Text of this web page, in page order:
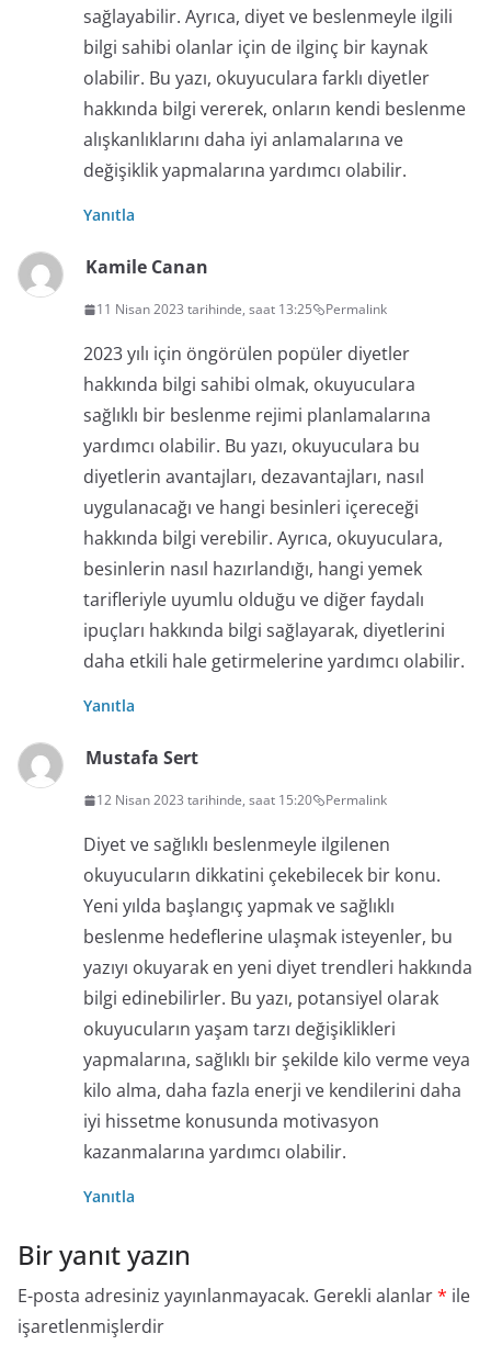
sağlayabilir. Ayrıca, diyet ve beslenmeyle ilgili
bilgi sahibi olanlar için de ilginç bir kaynak
olabilir. Bu yazı, okuyuculara farklı diyetler
hakkında bilgi vererek, onların kendi beslenme
alışkanlıklarını daha iyi anlamalarına ve
değişiklik yapmalarına yardımcı olabilir.
Yanıtla
Kamile Canan
11 Nisan 2023 tarihinde, saat 13:25 Permalink
2023 yılı için öngörülen popüler diyetler
hakkında bilgi sahibi olmak, okuyuculara
sağlıklı bir beslenme rejimi planlamalarına
yardımcı olabilir. Bu yazı, okuyuculara bu
diyetlerin avantajları, dezavantajları, nasıl
uygulanacağı ve hangi besinleri içereceği
hakkında bilgi verebilir. Ayrıca, okuyuculara,
besinlerin nasıl hazırlandığı, hangi yemek
tarifleriyle uyumlu olduğu ve diğer faydalı
ipuçları hakkında bilgi sağlayarak, diyetlerini
daha etkili hale getirmelerine yardımcı olabilir.
Yanıtla
Mustafa Sert
12 Nisan 2023 tarihinde, saat 15:20 Permalink
Diyet ve sağlıklı beslenmeyle ilgilenen
okuyucuların dikkatini çekebilecek bir konu.
Yeni yılda başlangıç yapmak ve sağlıklı
beslenme hedeflerine ulaşmak isteyenler, bu
yazıyı okuyarak en yeni diyet trendleri hakkında
bilgi edinebilirler. Bu yazı, potansiyel olarak
okuyucuların yaşam tarzı değişiklikleri
yapmalarına, sağlıklı bir şekilde kilo verme veya
kilo alma, daha fazla enerji ve kendilerini daha
iyi hissetme konusunda motivasyon
kazanmalarına yardımcı olabilir.
Yanıtla
Bir yanıt yazın
E-posta adresiniz yayınlanmayacak. Gerekli alanlar* ile
işaretlenmişlerdir